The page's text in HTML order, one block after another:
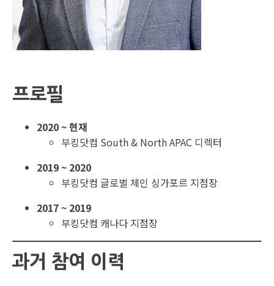
프로필
2020 ~ 현재
부킹닷컴 South & North APAC 디렉터
2019 ~ 2020
부킹닷컴 글로벌 체인 싱가포르 지점장
2017 ~ 2019
부킹닷컴 캐나다 지점장
과거 참여 이력